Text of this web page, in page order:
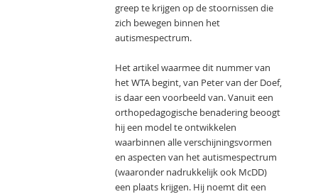
greep te krijgen op de stoornissen die
zich bewegen binnen het
autismespectrum.
Het artikel waarmee dit nummer van
het WTA begint, van Peter van der Doef,
is daar een voorbeeld van. Vanuit een
orthopedagogische benadering beoogt
hij een model te ontwikkelen
waarbinnen alle verschijningsvormen
en aspecten van het autismespectrum
(waaronder nadrukkelijk ook McDD)
een plaats krijgen. Hij noemt dit een